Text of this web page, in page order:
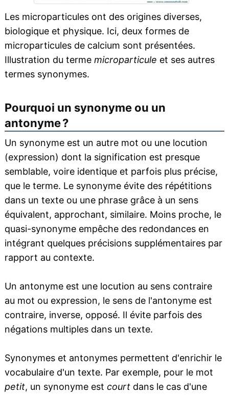
Les microparticules ont des origines diverses,
biologique et physique. Ici, deux formes de
microparticules de calcium sont présentées.
Illustration du terme microparticule et ses autres
termes synonymes.
Pourquoi un synonyme ou un
antonyme ?
Un synonyme est un autre mot ou une locution
(expression) dont la signification est presque
semblable, voire identique et parfois plus précise,
que le terme. Le synonyme évite des répétitions
dans un texte ou une phrase grâce à un sens
équivalent, approchant, similaire. Moins proche, le
quasi-synonyme empêche des redondances en
intégrant quelques précisions supplémentaires par
rapport au contexte.
Un antonyme est une locution au sens contraire
au mot ou expression, le sens de l'antonyme est
contraire, inverse, opposé. Il évite parfois des
négations multiples dans un texte.
Synonymes et antonymes permettent d'enrichir le
vocabulaire d'un texte. Par exemple, pour le mot
petit, un synonyme est courtdans le cas d'une